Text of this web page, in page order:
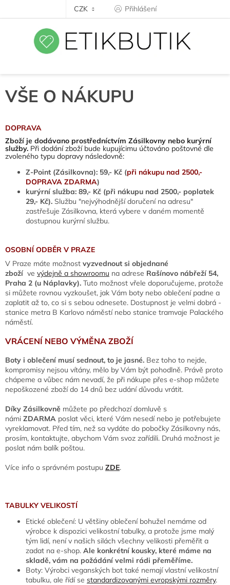
CZK Přihlášení
VŠE O NÁKUPU
DOPRAVA
Zboží je dodávano prostředníctvím Zásilkovny nebo kurýrní
služby. Při dodání zboží bude kupujícimu účtováno poštovné dle
zvoleného typu dopravy následovně:
Z-Point (Zásilkovna): 59,- Kč (při nákupu nad 2500,-
DOPRAVA ZDARMA)
kurýrní služba: 89,- Kč (při nákupu nad 2500,- poplatek
29,- Kč). Službu "nejvýhodnější doručení na adresu"
zastřešuje Zásilkovna, která vybere v daném momentě
dostupnou kurýrní službu.
OSOBNÍ ODBĚR V PRAZE
V Praze máte možnost vyzvednout si objednané
zboží ve výdejně a showroomu na adrese Rašínovo nábřeží 54,
Praha 2 (u Náplavky). Tuto možnost vřele doporučujeme, protože
si můžete rovnou vyzkoušet, jak Vám boty nebo oblečení padne a
zaplatit až to, co si s sebou odnesete. Dostupnost je velmi dobrá -
stanice metra B Karlovo náměstí nebo stanice tramvaje Palackého
náměstí.
VRÁCENÍ NEBO VÝMĚNA ZBOŽÍ
Boty i oblečení musí sednout, to je jasné. Bez toho to nejde,
kompromisy nejsou vítány, mělo by Vám být pohodlně. Právě proto
chápeme a vůbec nám nevadí, že při nákupe přes e-shop můžete
nepoškozené zboží do 14 dnů bez udání důvodu vrátit.
Díky Zásilkovně můžete po předchozí domluvě s
námi ZDARMA poslat věci, které Vám nesedí nebo je potřebujete
vyreklamovat. Před tím, než sa vydáte do pobočky Zásilkovny nás,
prosím, kontaktujte, abychom Vám svoz zařídili. Druhá možnost je
poslat nám balík poštou.
Více info o správném postupu ZDE.
TABULKY VELIKOSTÍ
Etické oblečení: U většiny oblečení bohužel nemáme od
výrobce k dispozici velikostní tabulky, a protože jsme malý
tým lidí, není v našich silách všechny velikosti přeměřit a
zadat na e-shop. Ale konkrétní kousky, které máme na
skladě, vám na požádání velmi rádi přeměříme.
Boty: Výrobci veganských bot také nemají vlastní velikostní
tabulku, ale řídí se standardizovanými evropskými rozměry.